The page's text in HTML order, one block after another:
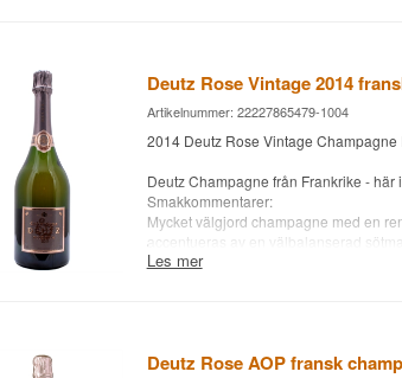
Deutz Rose Vintage 2014
Artikelnummer: 22227865479-1004
2014 Deutz Rose Vintage Champagne
Deutz Champagne från Frankrike -
Smakkommentarer:
Mycket välgjord champagne med en
accentueras av en välbalanserad
Land: Frankrike
Les mer
Deutz Rose AOP fransk